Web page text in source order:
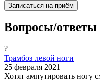
Записаться на приём
Вопросы/ответы
?
Трамбоз левой ноги
25 февраля 2021
Хотят ампутировать ногу